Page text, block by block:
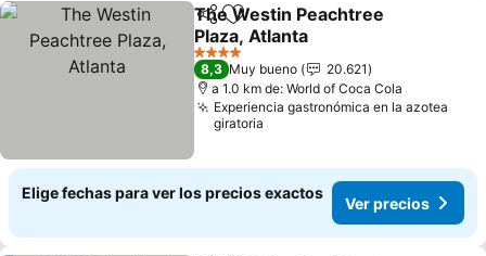
Compartir
Agregar a favoritos
The Westin Peachtree
Plaza, Atlanta
4 Estrellas
8,3 Muy bueno
20.621
a 1.0 km de: World of Coca Cola
Experiencia gastronómica en la azotea
giratoria
Elige fechas para ver los precios exactos
Ver precios